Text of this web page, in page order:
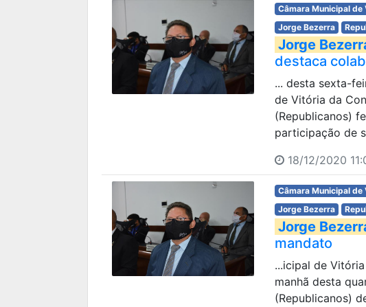
Câmara Municipal
Jorge Bezerra
Jorge
destaca
... desta sexta-
de Vitória da
(Republicanos)
participação de
18/12/2020
Câmara Municipal
Jorge Bezerra
Jorge
mandato
...icipal de
manhã desta
(Republicanos)